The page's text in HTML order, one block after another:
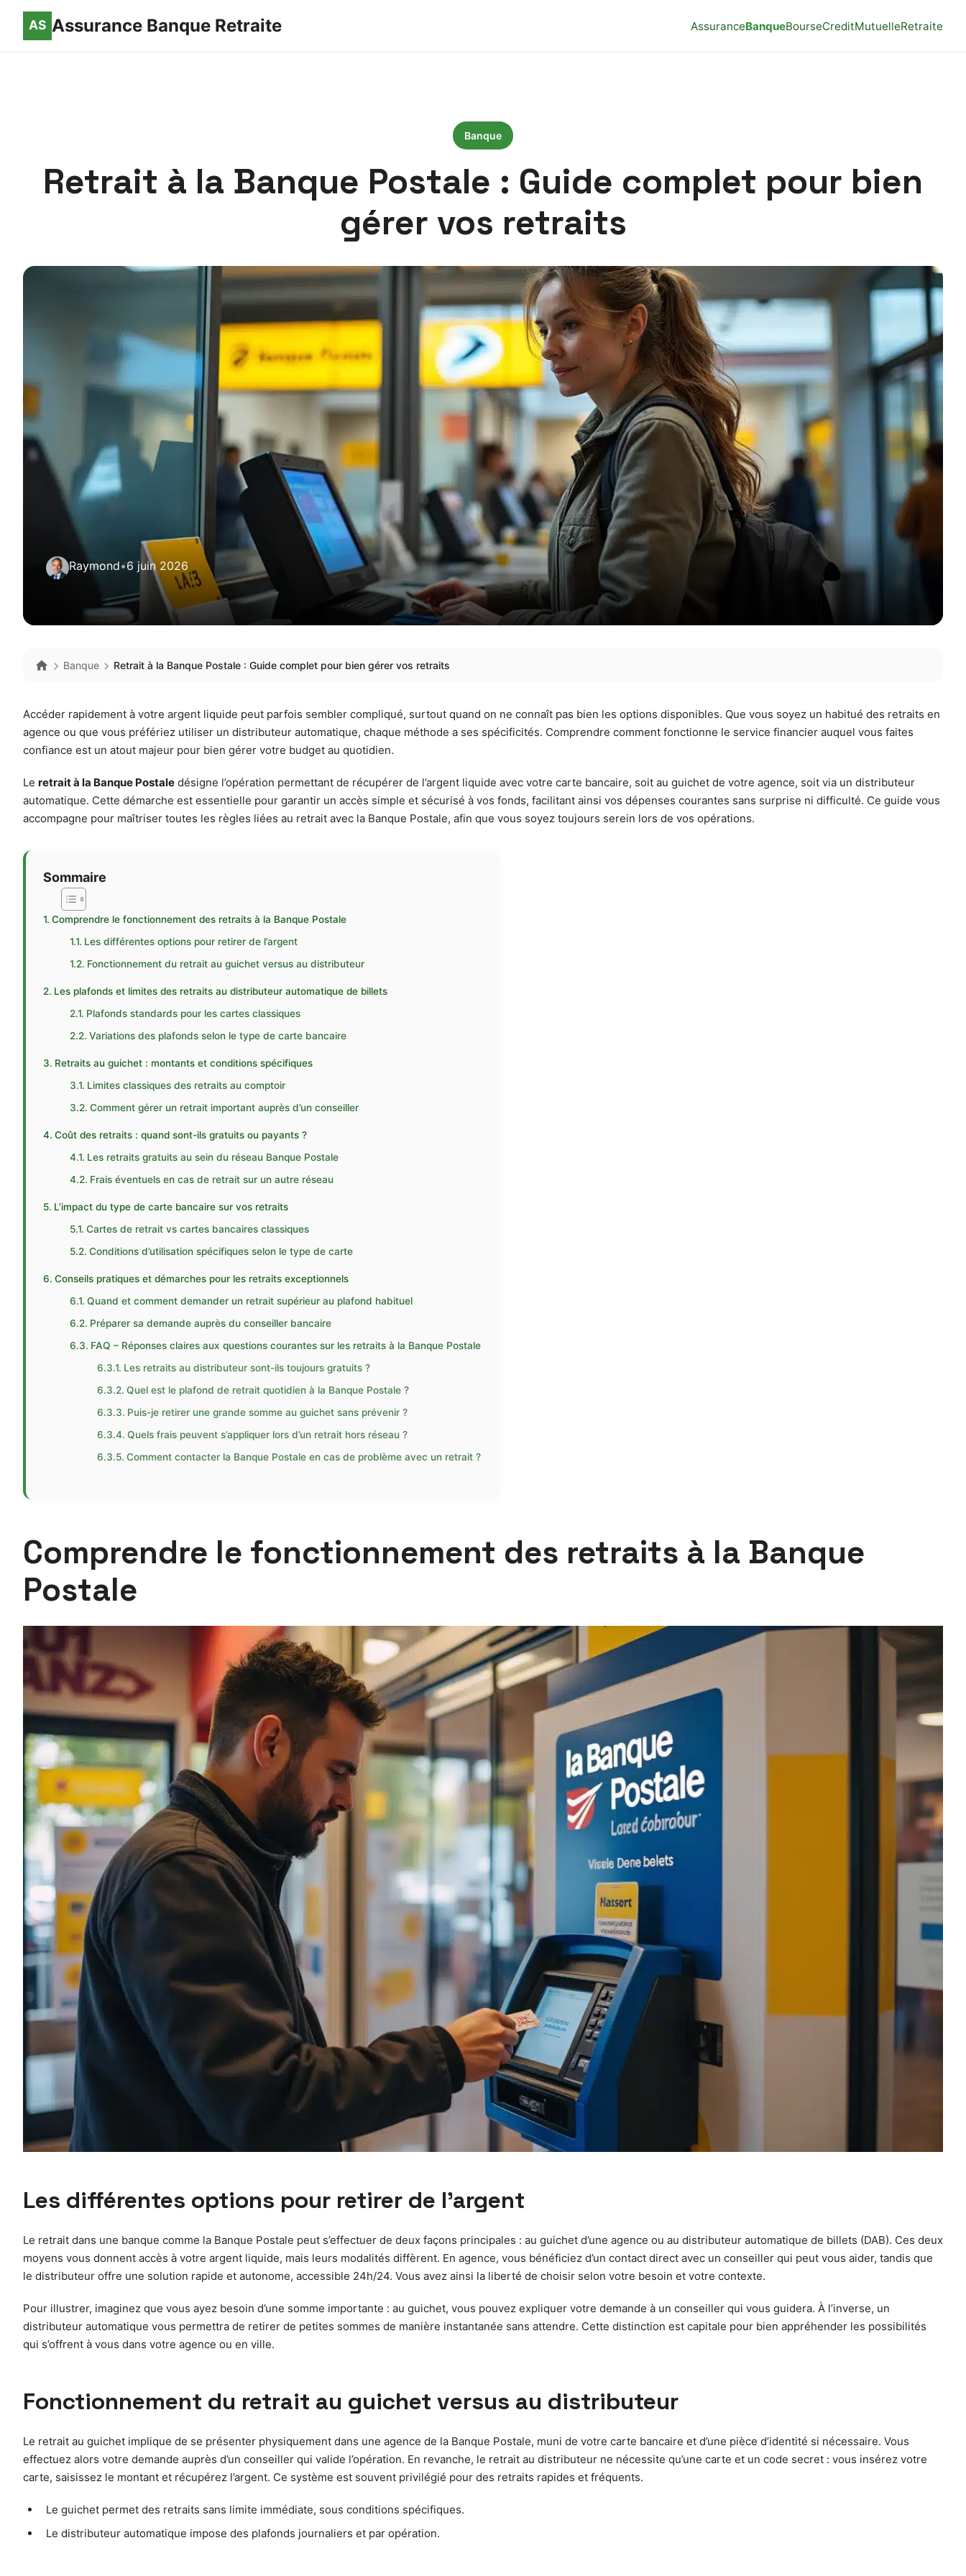
Assurance Banque Retraite AssuranceBanqueBourseCreditMutuelleRetraite
Banque
Retrait à la Banque Postale : Guide complet pour bien
gérer vos retraits
Raymond•6 juin 2026
Banque Retrait à la Banque Postale : Guide complet pour bien gérer vos retraits
Accéder rapidement à votre argent liquide peut parfois sembler compliqué, surtout quand on ne connaît pas bien les options disponibles. Que vous soyez un habitué des retraits en
agence ou que vous préfériez utiliser un distributeur automatique, chaque méthode a ses spécificités. Comprendre comment fonctionne le service financier auquel vous faites
confiance est un atout majeur pour bien gérer votre budget au quotidien.
Le retrait à la Banque Postale désigne l’opération permettant de récupérer de l’argent liquide avec votre carte bancaire, soit au guichet de votre agence, soit via un distributeur
automatique. Cette démarche est essentielle pour garantir un accès simple et sécurisé à vos fonds, facilitant ainsi vos dépenses courantes sans surprise ni difficulté. Ce guide vous
accompagne pour maîtriser toutes les règles liées au retrait avec la Banque Postale, afin que vous soyez toujours serein lors de vos opérations.
Sommaire
Comprendre le fonctionnement des retraits à la Banque Postale
Les différentes options pour retirer de l’argent
Fonctionnement du retrait au guichet versus au distributeur
Les plafonds et limites des retraits au distributeur automatique de billets
Plafonds standards pour les cartes classiques
Variations des plafonds selon le type de carte bancaire
Retraits au guichet : montants et conditions spécifiques
Limites classiques des retraits au comptoir
Comment gérer un retrait important auprès d’un conseiller
Coût des retraits : quand sont-ils gratuits ou payants ?
Les retraits gratuits au sein du réseau Banque Postale
Frais éventuels en cas de retrait sur un autre réseau
L’impact du type de carte bancaire sur vos retraits
Cartes de retrait vs cartes bancaires classiques
Conditions d’utilisation spécifiques selon le type de carte
Conseils pratiques et démarches pour les retraits exceptionnels
Quand et comment demander un retrait supérieur au plafond habituel
Préparer sa demande auprès du conseiller bancaire
FAQ – Réponses claires aux questions courantes sur les retraits à la Banque Postale
Les retraits au distributeur sont-ils toujours gratuits ?
Quel est le plafond de retrait quotidien à la Banque Postale ?
Puis-je retirer une grande somme au guichet sans prévenir ?
Quels frais peuvent s’appliquer lors d’un retrait hors réseau ?
Comment contacter la Banque Postale en cas de problème avec un retrait ?
Comprendre le fonctionnement des retraits à la Banque
Postale
Les différentes options pour retirer de l’argent
Le retrait dans une banque comme la Banque Postale peut s’effectuer de deux façons principales : au guichet d’une agence ou au distributeur automatique de billets (DAB). Ces deux
moyens vous donnent accès à votre argent liquide, mais leurs modalités diffèrent. En agence, vous bénéficiez d’un contact direct avec un conseiller qui peut vous aider, tandis que
le distributeur offre une solution rapide et autonome, accessible 24h/24. Vous avez ainsi la liberté de choisir selon votre besoin et votre contexte.
Pour illustrer, imaginez que vous ayez besoin d’une somme importante : au guichet, vous pouvez expliquer votre demande à un conseiller qui vous guidera. À l’inverse, un
distributeur automatique vous permettra de retirer de petites sommes de manière instantanée sans attendre. Cette distinction est capitale pour bien appréhender les possibilités
qui s’offrent à vous dans votre agence ou en ville.
Fonctionnement du retrait au guichet versus au distributeur
Le retrait au guichet implique de se présenter physiquement dans une agence de la Banque Postale, muni de votre carte bancaire et d’une pièce d’identité si nécessaire. Vous
effectuez alors votre demande auprès d’un conseiller qui valide l’opération. En revanche, le retrait au distributeur ne nécessite qu’une carte et un code secret : vous insérez votre
carte, saisissez le montant et récupérez l’argent. Ce système est souvent privilégié pour des retraits rapides et fréquents.
Le guichet permet des retraits sans limite immédiate, sous conditions spécifiques.
Le distributeur automatique impose des plafonds journaliers et par opération.